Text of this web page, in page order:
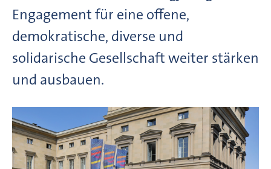
Engagement für eine offene,
demokratische, diverse und
solidarische Gesellschaft weiter stärken
und ausbauen.